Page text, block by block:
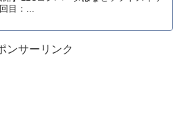
目：...
ンサーリンク